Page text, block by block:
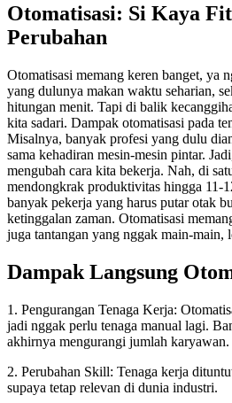
Otomatisasi: Si Kaya
Perubahan
Otomatisasi memang keren banget, ya
yang dulunya makan waktu seharian,
hitungan menit. Tapi di balik
kita sadari. Dampak otomatisasi pada
Misalnya, banyak profesi yang dulu
sama kehadiran mesin-mesin pintar.
mengubah cara kita bekerja. Nah, di
mendongkrak produktivitas hingga 11-
banyak pekerja yang harus putar otak
ketinggalan zaman. Otomatisasi
juga tantangan yang nggak main-main,
Dampak Langsung
1. Pengurangan Tenaga Kerja:
jadi nggak perlu tenaga manual lagi.
akhirnya mengurangi jumlah karyawan.
2. Perubahan Skill: Tenaga kerja
supaya tetap relevan di dunia industri.